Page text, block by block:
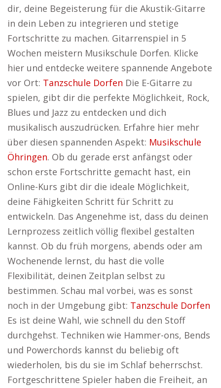
dir, deine Begeisterung für die Akustik-Gitarre
in dein Leben zu integrieren und stetige
Fortschritte zu machen. Gitarrenspiel in 5
Wochen meistern Musikschule Dorfen. Klicke
hier und entdecke weitere spannende Angebote
vor Ort: Tanzschule Dorfen Die E-Gitarre zu
spielen, gibt dir die perfekte Möglichkeit, Rock,
Blues und Jazz zu entdecken und dich
musikalisch auszudrücken. Erfahre hier mehr
über diesen spannenden Aspekt: Musikschule
Öhringen. Ob du gerade erst anfängst oder
schon erste Fortschritte gemacht hast, ein
Online-Kurs gibt dir die ideale Möglichkeit,
deine Fähigkeiten Schritt für Schritt zu
entwickeln. Das Angenehme ist, dass du deinen
Lernprozess zeitlich völlig flexibel gestalten
kannst. Ob du früh morgens, abends oder am
Wochenende lernst, du hast die volle
Flexibilität, deinen Zeitplan selbst zu
bestimmen. Schau mal vorbei, was es sonst
noch in der Umgebung gibt: Tanzschule Dorfen
Es ist deine Wahl, wie schnell du den Stoff
durchgehst. Techniken wie Hammer-ons, Bends
und Powerchords kannst du beliebig oft
wiederholen, bis du sie im Schlaf beherrschst.
Fortgeschrittene Spieler haben die Freiheit, an